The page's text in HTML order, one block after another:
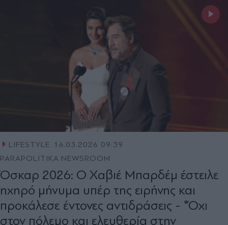
LIFESTYLE
16.03.2026 09:39
PARAPOLITIKA NEWSROOM
Όσκαρ 2026: Ο Χαβιέ Μπαρδέμ έστειλε
ηχηρό μήνυμα υπέρ της ειρήνης και
προκάλεσε έντονες αντιδράσεις - "Όχι
στον πόλεμο και ελευθερία στην